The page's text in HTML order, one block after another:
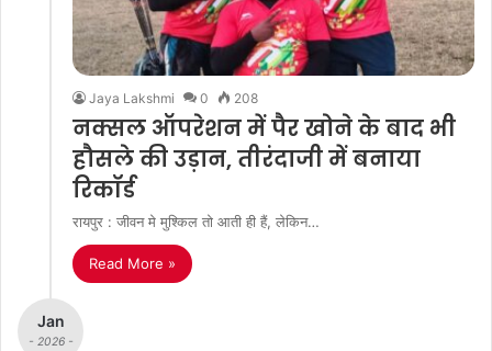
Jaya Lakshmi 0 208
नक्सल ऑपरेशन में पैर खोने के बाद भी
हौसले की उड़ान, तीरंदाजी में बनाया
रिकॉर्ड
रायपुर : जीवन मे मुश्किल तो आती ही हैं, लेकिन…
Read More »
Jan
- 2026 -